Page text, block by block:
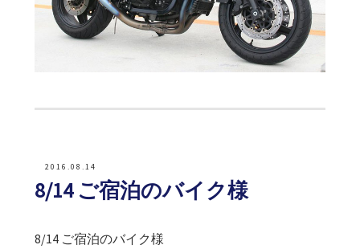
2016.08.14
8/14 ご宿泊のバイク様
8/14 ご宿泊のバイク様